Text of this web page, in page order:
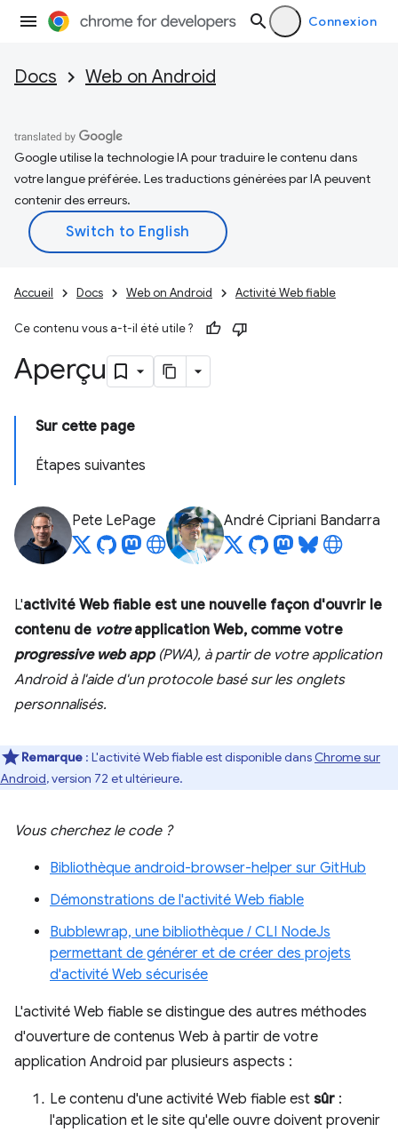
Connexion
Docs Web on Android
Google utilise la technologie IA pour traduire le contenu dans
votre langue préférée. Les traductions générées par IA peuvent
contenir des erreurs.
Accueil Docs Web on Android Activité Web fiable
Ce contenu vous a-t-il été utile ?
Aperçu
Sur cette page
Étapes suivantes
Pete LePage André Cipriani Bandarra
L'activité Web fiable est une nouvelle façon d'ouvrir le
contenu de votreapplication Web, comme votre
progressive web app(PWA), à partir de votreapplication
Android à l'aide d'un protocole basé sur les onglets
personnalisés.
Remarque : L'activité Web fiable est disponible dans Chrome sur
Android, version 72 et ultérieure.
Vous cherchez le code ?
Bibliothèque android-browser-helper sur GitHub
Démonstrations de l'activité Web fiable
Bubblewrap, une bibliothèque / CLI NodeJs
permettant de générer et de créer des projets
d'activité Web sécurisée
L'activité Web fiable se distingue des autres méthodes
d'ouverture de contenus Web à partir de votre
application Android par plusieurs aspects :
Le contenu d'une activité Web fiable est sûr :
l'application et le site qu'elle ouvre doivent provenir